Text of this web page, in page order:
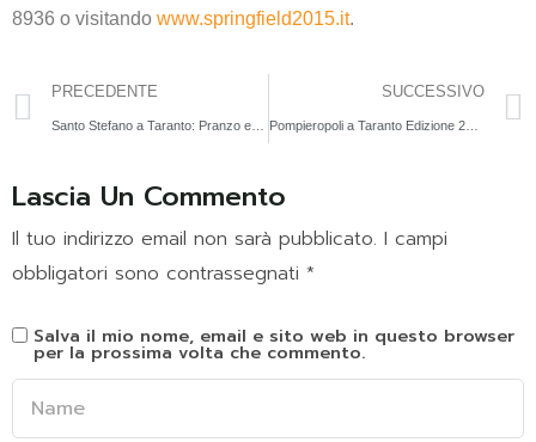
8936 o visitando www.springfield2015.it.
PRECEDENTE SUCCESSIVO
Pompieropoli a Taranto Edizione 2026: l’evento per bambini che li fa sentire pompieri per un giorno
Lascia Un Commento
Il tuo indirizzo email non sarà pubblicato. I campi
obbligatori sono contrassegnati *
Salva il mio nome, email e sito web in questo browser
per la prossima volta che commento.